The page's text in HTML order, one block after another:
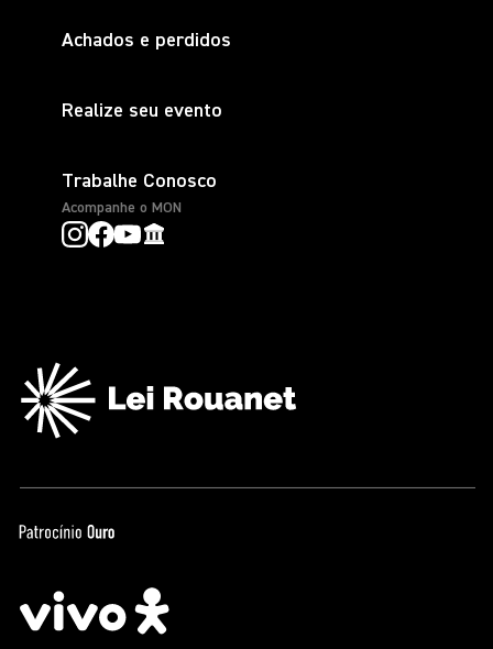
Achados e perdidos
Realize seu evento
Trabalhe Conosco
Acompanhe o MON